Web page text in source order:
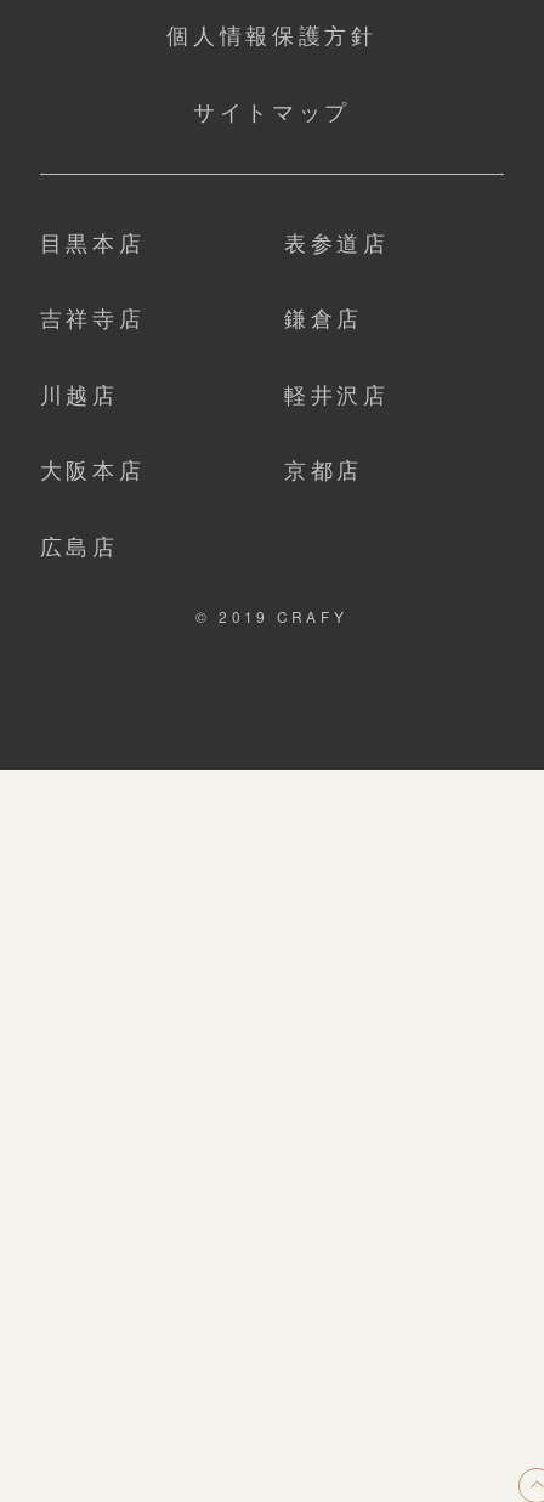
個人情報保護方針
サイトマップ
目黒本店 表参道店
吉祥寺店 鎌倉店
川越店 軽井沢店
大阪本店 京都店
広島店
© 2019 CRAFY